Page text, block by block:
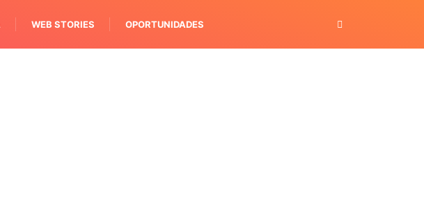
WEB STORIES OPORTUNIDADES